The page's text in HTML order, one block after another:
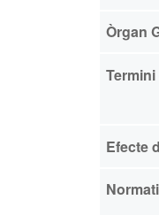
Òrgan
Efecte